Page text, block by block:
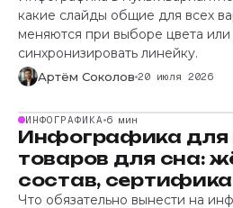
какие слайды общие для всех
меняются при выборе цвета или
синхронизировать линейку.
Артём Соколов 20 июля 2026
ИНФОГРАФИКА 6 мин
Инфографика для
товаров для сна:
состав,
Что обязательно вынести на